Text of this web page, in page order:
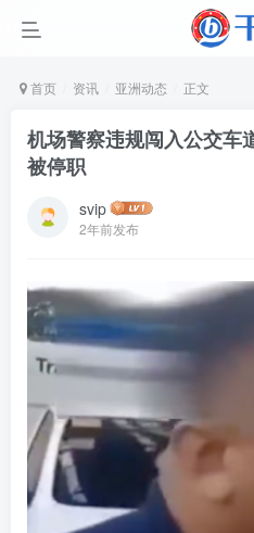
首页 资讯 亚洲动态 正文
机场警察违规闯入公交车
被停职
svip
2年前发布